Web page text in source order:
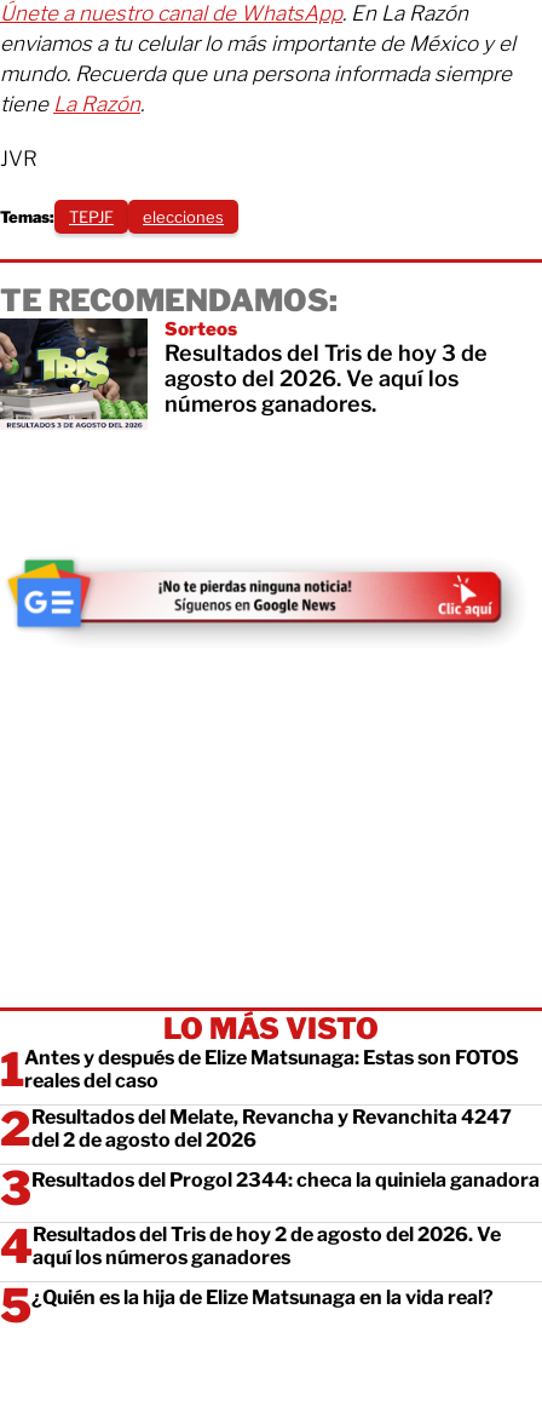
Únete a nuestro canal de WhatsApp. En La Razón
enviamos a tu celular lo más importante de México y el
mundo. Recuerda que una persona informada siempre
tiene La Razón.
JVR
Temas: TEPJF elecciones
TE RECOMENDAMOS:
Sorteos
Resultados del Tris de hoy 3 de
agosto del 2026. Ve aquí los
números ganadores.
LO MÁS VISTO
Antes y después de Elize Matsunaga: Estas son FOTOS
reales del caso
Resultados del Melate, Revancha y Revanchita 4247
del 2 de agosto del 2026
Resultados del Progol 2344: checa la quiniela ganadora
Resultados del Tris de hoy 2 de agosto del 2026. Ve
aquí los números ganadores
¿Quién es la hija de Elize Matsunaga en la vida real?